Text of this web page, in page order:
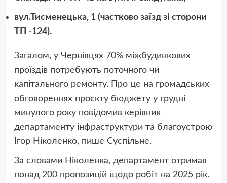
вул.Тисменецька, 1 (частково заїзд зі сторони
ТП -124).
Загалом, у Чернівцях 70% міжбудинкових
проїздів потребують поточного чи
капітального ремонту. Про це на громадських
обговореннях проєкту бюджету у грудні
минулого року повідомив керівник
департаменту інфраструктури та благоустрою
Ігор Ніколенко, пише Суспільне.
За словами Ніколенка, департамент отримав
понад 200 пропозицій щодо робіт на 2025 рік.